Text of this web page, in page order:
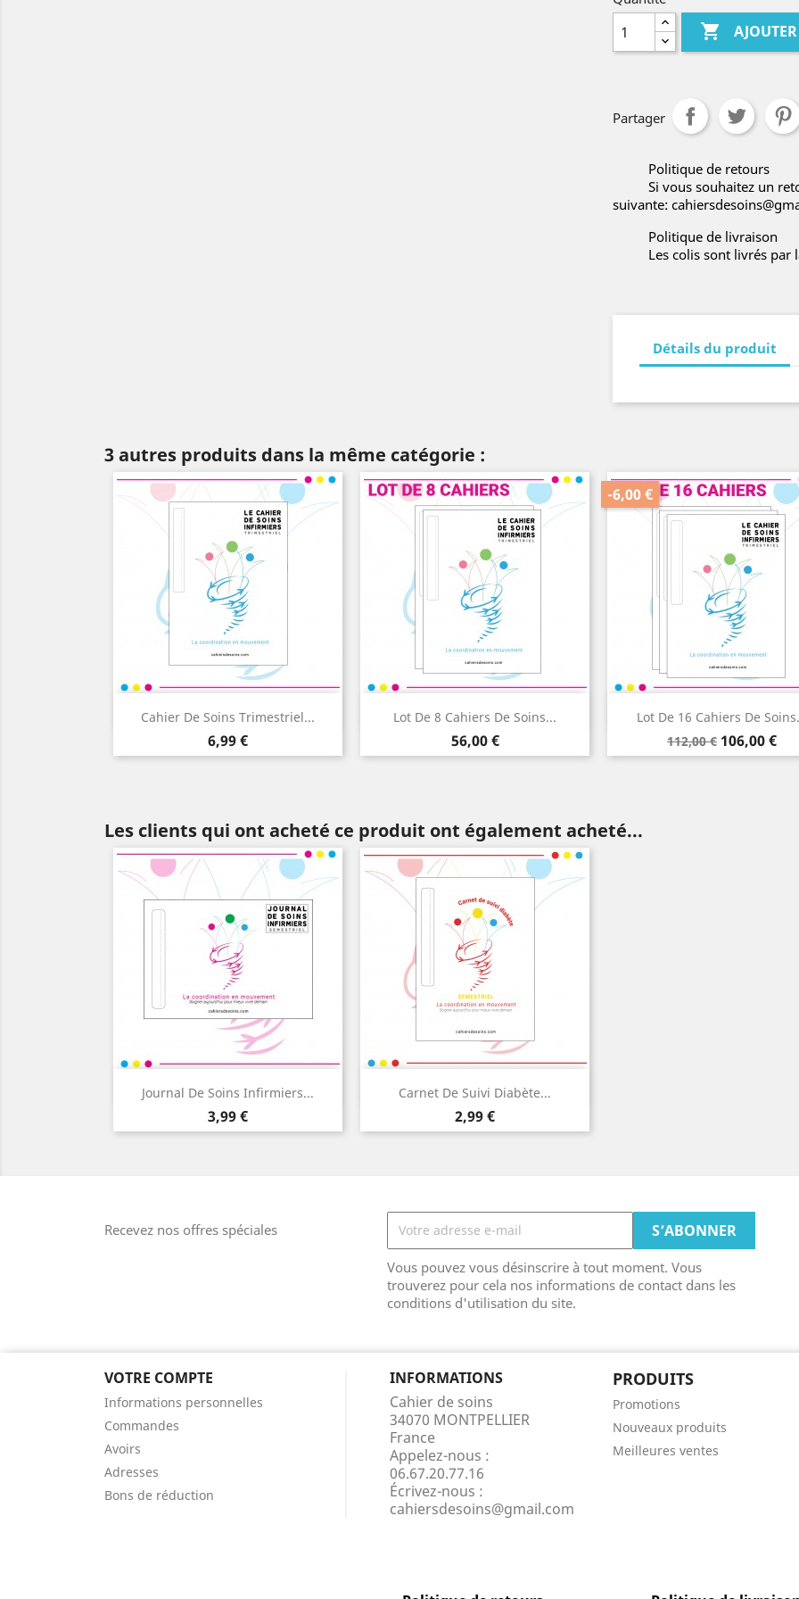

Partager
Politique de retours
Si vous souhaitez un
suivante:
Politique de livraison
Les colis sont livrés par
Détails du produit
3 autres produits dans la même catégorie :
Cahier De Soins Trimestriel...
Prix
6,99 €
Aperçu rapide Lot De 8 Cahiers De Soins...
Prix
56,00 €
Aperçu rapide Lot De 16 Cahiers De
Prix
de
112,00 €
-6,00 €
Prix
106,00 €
Aperçu rapide
Les clients qui ont acheté ce produit ont également acheté...
Journal De Soins Infirmiers...
Prix
3,99 €
 Aperçu rapide Carnet De Suivi Diabète...
Prix
2,99 €
Aperçu rapide
Recevez nos offres spéciales
Vous pouvez vous désinscrire à tout moment. Vous
trouverez pour cela nos informations de contact dans les
conditions d'utilisation du site.
VOTRE COMPTE
Informations personnelles
Commandes
Avoirs
Adresses
Bons de réduction
INFORMATIONS
Cahier de soins
34070 MONTPELLIER
France
Appelez-nous :
06.67.20.77.16
Écrivez-nous :
cahiersdesoins@gmail.com
PRODUITS
Promotions
Nouveaux produits
Meilleures ventes